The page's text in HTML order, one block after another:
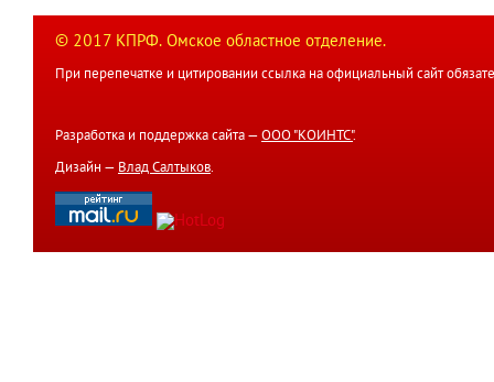
© 2017 КПРФ. Омское областное отделение.
При перепечатке и цитировании ссылка на официальный сайт
Разработка и поддержка сайта — ООО "КОИНТС".
Дизайн — Влад Салтыков.